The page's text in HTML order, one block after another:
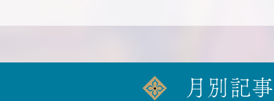
月別記事